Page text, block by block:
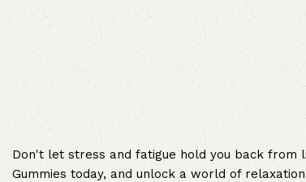
Don't let stress and fatigue hold you back from
Gummies today, and unlock a world of